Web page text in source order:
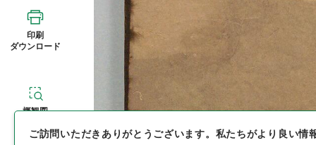
印刷
ダウンロード
概観図
ご訪問いただきありがとうございます。 私たちがより良い情